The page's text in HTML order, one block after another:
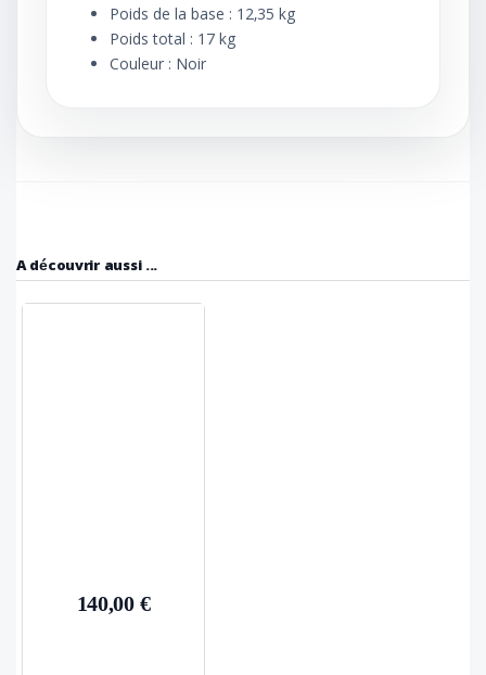
Poids de la base : 12,35 kg
Poids total : 17 kg
Couleur : Noir
A découvrir aussi ...
140,00 €